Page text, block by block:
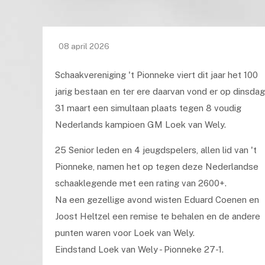
08 april 2026
Schaakvereniging 't Pionneke viert dit jaar het 100
jarig bestaan en ter ere daarvan vond er op dinsdag
31 maart een simultaan plaats tegen 8 voudig
Nederlands kampioen GM Loek van Wely.
25 Senior leden en 4 jeugdspelers, allen lid van 't
Pionneke, namen het op tegen deze Nederlandse
schaaklegende met een rating van 2600+.
Na een gezellige avond wisten Eduard Coenen en
Joost Heltzel een remise te behalen en de andere
punten waren voor Loek van Wely.
Eindstand Loek van Wely - Pionneke 27-1.